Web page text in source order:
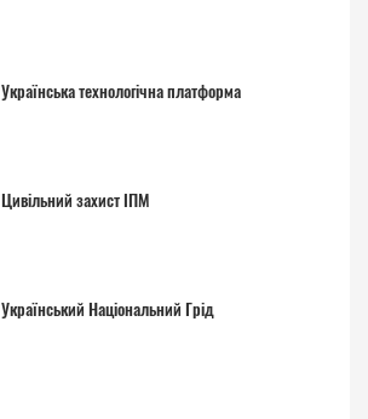
Українська технологічна платформа
Цивільний захист ІПМ
Український Національний Грід